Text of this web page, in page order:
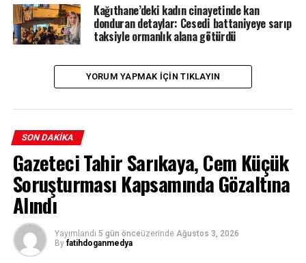
Kağıthane’deki kadın cinayetinde kan
donduran detaylar: Cesedi battaniyeye sarıp
taksiyle ormanlık alana götürdü
YORUM YAPMAK IÇIN TIKLAYIN
SON DAKIKA
Gazeteci Tahir Sarıkaya, Cem Küçük
Soruşturması Kapsamında Gözaltına
Alındı
Yayımlandı 5 gün önceüzerinde Ağustos 3, 2026
By fatihdoganmedya